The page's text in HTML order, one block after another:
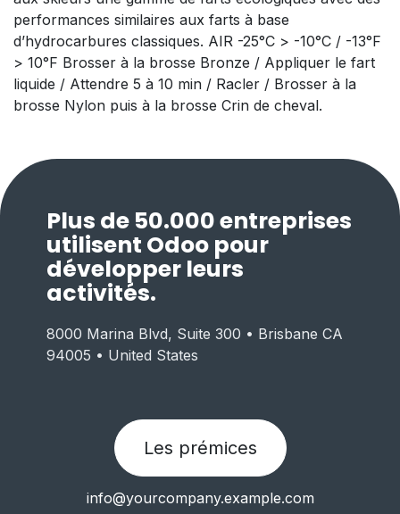
performances similaires aux farts à base
d’hydrocarbures classiques. AIR -25°C > -10°C / -13°F
> 10°F Brosser à la brosse Bronze / Appliquer le fart
liquide / Attendre 5 à 10 min / Racler / Brosser à la
brosse Nylon puis à la brosse Crin de cheval.
Plus de 50.000 entreprises
utilisent Odoo pour
développer leurs
activités.
Les prémices
8000 Marina Blvd, Suite 300 • Brisbane CA
94005 • United States
info@yourcompany.example.com